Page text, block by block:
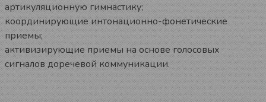
артикуляционную гимнастику;
координирующие интонационно-фонетические
приемы;
активизирующие приемы на основе голосовых
сигналов доречевой коммуникации.